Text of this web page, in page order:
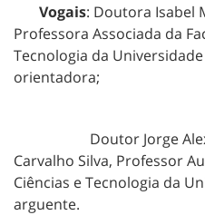
Vogais: Doutora Isabel
Professora Associada da
Tecnologia da
orientadora;
Doutor Jorge
Carvalho Silva, Professor
Ciências e Tecnologia da
arguente.